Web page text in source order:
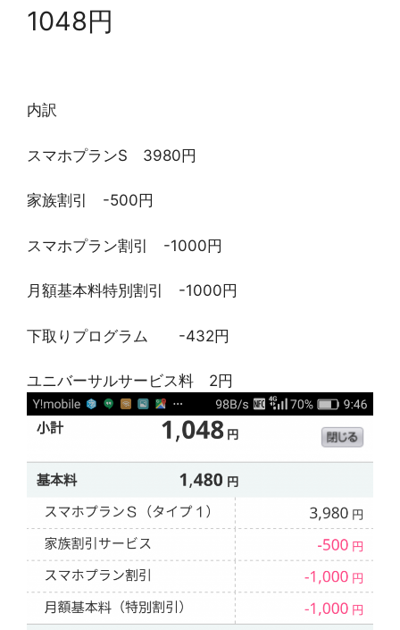
1048円
内訳
スマホプランS 3980円
家族割引 -500円
スマホプラン割引 -1000円
月額基本料特別割引 -1000円
下取りプログラム -432円
ユニバーサルサービス料 2円